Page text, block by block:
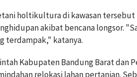
holtikultura di kawasan tersebut
akibat bencana longsor.
terdampak," katanya.
Kabupaten Bandung Barat dan
relokasi lahan pertanian.